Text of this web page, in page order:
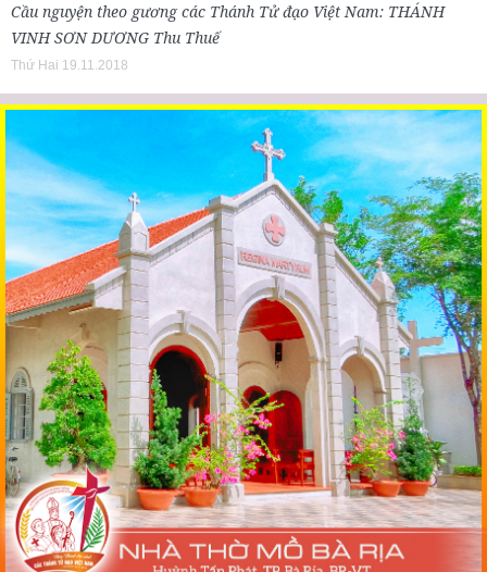
Cầu nguyện theo gương các Thánh Tử đạo Việt Nam: THÁNH
VINH SƠN DƯƠNG Thu Thuế
Thứ Hai 19.11.2018